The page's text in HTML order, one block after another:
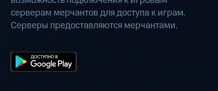
серверам мерчантов для доступа к играм.
Серверы предоставляются мерчантами.